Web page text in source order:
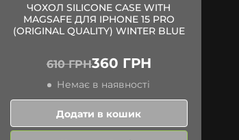
ЧОХОЛ SILICONE CASE WITH
MAGSAFE ДЛЯ IPHONE 15 PRO
(ORIGINAL QUALITY) WINTER BLUE
610 ГРН360 ГРН
Немає в наявності
Додати в кошик